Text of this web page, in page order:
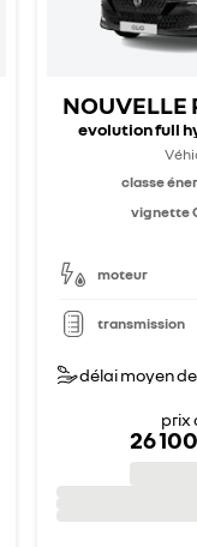
NOUVELLE
evolution full
classe
vignette
moteur
transmission
délai moyen
prix
26